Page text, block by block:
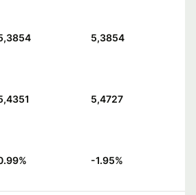
5,3854
5,4727
% -1.95%